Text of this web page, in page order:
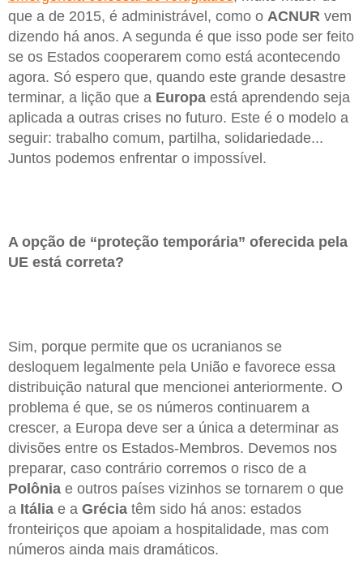
que a de 2015, é administrável, como o ACNUR vem
dizendo há anos. A segunda é que isso pode ser feito
se os Estados cooperarem como está acontecendo
agora. Só espero que, quando este grande desastre
terminar, a lição que a Europa está aprendendo seja
aplicada a outras crises no futuro. Este é o modelo a
seguir: trabalho comum, partilha, solidariedade...
Juntos podemos enfrentar o impossível.
A opção de “proteção temporária” oferecida pela
UE está correta?
Sim, porque permite que os ucranianos se
desloquem legalmente pela União e favorece essa
distribuição natural que mencionei anteriormente. O
problema é que, se os números continuarem a
crescer, a Europa deve ser a única a determinar as
divisões entre os Estados-Membros. Devemos nos
preparar, caso contrário corremos o risco de a
Polônia e outros países vizinhos se tornarem o que
a Itália e a Grécia têm sido há anos: estados
fronteiriços que apoiam a hospitalidade, mas com
números ainda mais dramáticos.